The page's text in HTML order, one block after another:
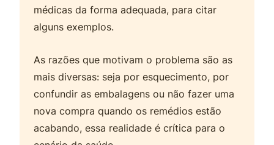
médicas da forma adequada, para citar
alguns exemplos.
As razões que motivam o problema são as
mais diversas: seja por esquecimento, por
confundir as embalagens ou não fazer uma
nova compra quando os remédios estão
acabando, essa realidade é crítica para o